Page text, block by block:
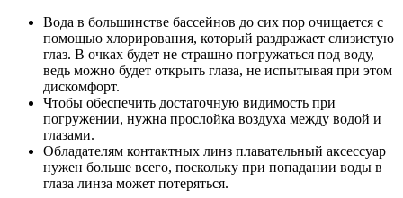
Вода в большинстве бассейнов до сих пор очищается с
помощью хлорирования, который раздражает слизистую
глаз. В очках будет не страшно погружаться под воду,
ведь можно будет открыть глаза, не испытывая при этом
дискомфорт.
Чтобы обеспечить достаточную видимость при
погружении, нужна прослойка воздуха между водой и
глазами.
Обладателям контактных линз плавательный аксессуар
нужен больше всего, поскольку при попадании воды в
глаза линза может потеряться.